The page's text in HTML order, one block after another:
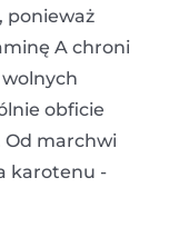
ponieważ
A chroni
obficie
Od marchwi
karotenu -